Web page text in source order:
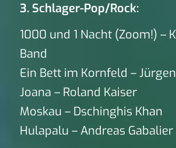
3. Schlager-Pop/Rock:
1000 und 1 Nacht (Zoom!) –
Band
Ein Bett im Kornfeld –
Joana – Roland Kaiser
Moskau – Dschinghis Khan
Hulapalu – Andreas Gabalier